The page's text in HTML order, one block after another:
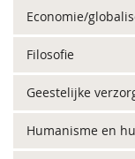
Economie/
Filosofie
Geestelijke
Humanisme en